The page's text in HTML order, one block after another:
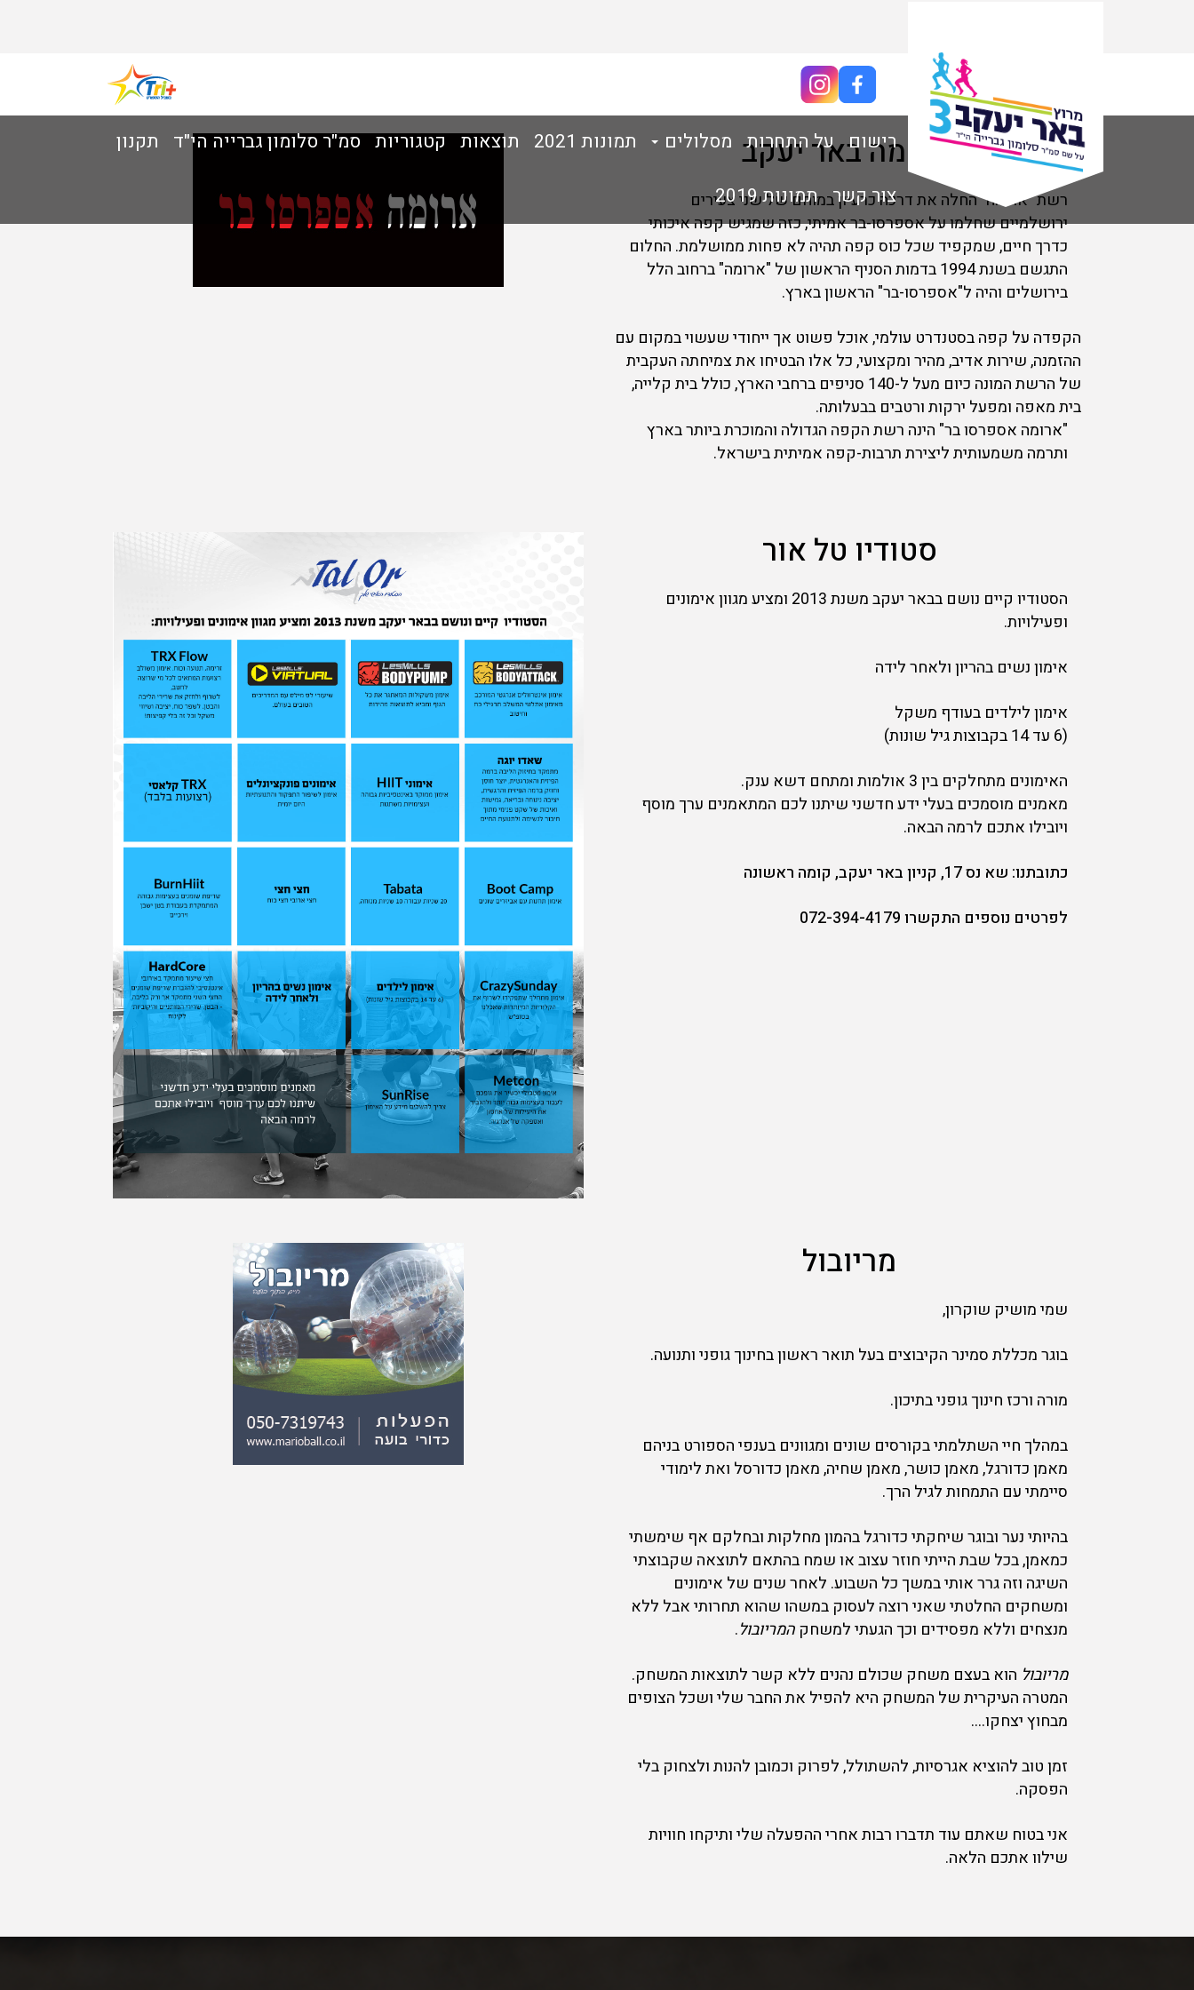
רישום על התחרות מסלולים תמונות 2021 תוצאות קטגוריות סמ"ר סלומון גברייה הי"ד
תקנון
צור קשר תמונות 2019
ארומה באר יעקב
רשת "ארומה" החלה את דרכה כרעיון במוחם של שני צעירים
ירושלמיים שחלמו על אספרסו-בר אמיתי, כזה שמגיש קפה איכותי
כדרך חיים, שמקפיד שכל כוס קפה תהיה לא פחות ממושלמת. החלום
התגשם בשנת 1994 בדמות הסניף הראשון של "ארומה" ברחוב הלל
בירושלים והיה ל"אספרסו-בר" הראשון בארץ.
הקפדה על קפה בסטנדרט עולמי, אוכל פשוט אך ייחודי שעשוי במקום עם
ההזמנה, שירות אדיב, מהיר ומקצועי, כל אלו הבטיחו את צמיחתה העקבית
של הרשת המונה כיום מעל ל-140 סניפים ברחבי הארץ, כולל בית קלייה,
בית מאפה ומפעל ירקות ורטבים בבעלותה.
"ארומה אספרסו בר" הינה רשת הקפה הגדולה והמוכרת ביותר בארץ
ותרמה משמעותית ליצירת תרבות-קפה אמיתית בישראל.
סטודיו טל אור
הסטודיו קיים נושם בבאר יעקב משנת 2013 ומציע מגוון אימונים
ופעילויות.
אימון נשים בהריון ולאחר לידה
אימון לילדים בעודף משקל
(6 עד 14 בקבוצות גיל שונות)
האימונים מתחלקים בין 3 אולמות ומתחם דשא ענק.
מאמנים מוסמכים בעלי ידע חדשני שיתנו לכם המתאמנים ערך מוסף
ויובילו אתכם לרמה הבאה.
כתובתנו: שא נס 17, קניון באר יעקב, קומה ראשונה
לפרטים נוספים התקשרו 072-394-4179
מריובול
שמי מושיק שוקרון,
בוגר מכללת סמינר הקיבוצים בעל תואר ראשון בחינוך גופני ותנועה.
מורה ורכז חינוך גופני בתיכון.
במהלך חיי השתלמתי בקורסים שונים ומגוונים בענפי הספורט בניהם
מאמן כדורגל, מאמן כושר, מאמן שחיה, מאמן כדורסל ואת לימודי
סיימתי עם התמחות לגיל הרך.
בהיותי נער ובוגר שיחקתי כדורגל בהמון מחלקות ובחלקם אף שימשתי
כמאמן, בכל שבת הייתי חוזר עצוב או שמח בהתאם לתוצאה שקבוצתי
השיגה וזה גרר אותי במשך כל השבוע. לאחר שנים של אימונים
ומשחקים החלטתי שאני רוצה לעסוק במשהו שהוא תחרותי אבל ללא
מנצחים וללא מפסידים וכך הגעתי למשחקהמריובול.
מריובול הוא בעצם משחק שכולם נהנים ללא קשר לתוצאות המשחק.
המטרה העיקרית של המשחק היא להפיל את החבר שלי ושכל הצופים
מבחוץ יצחקו….
זמן טוב להוציא אגרסיות, להשתולל, לפרוק וכמובן להנות ולצחוק בלי
הפסקה.
אני בטוח שאתם עוד תדברו רבות אחרי ההפעלה שלי ותיקחו חוויות
שילוו אתכם הלאה.